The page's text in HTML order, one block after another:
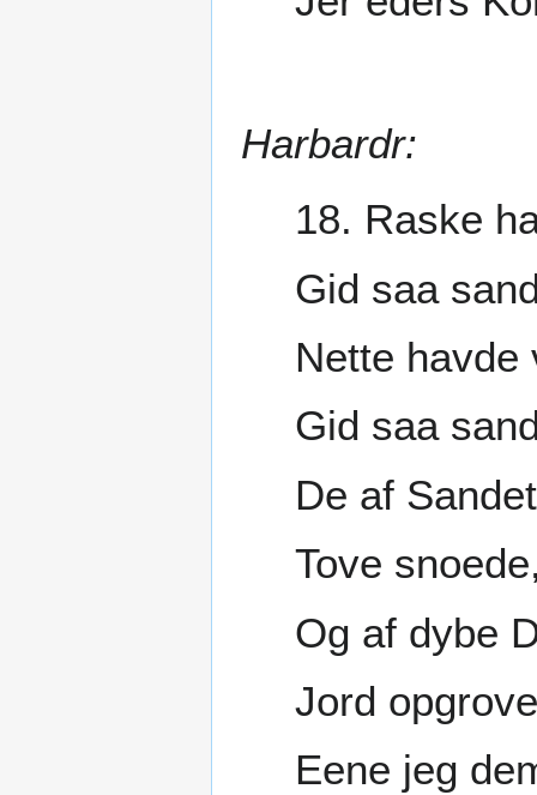
Harbardr:
18. Raske
Gid saa
Nette havde
Gid saa
De af Sandet
Tove
Og af dybe
Jord
Eene jeg